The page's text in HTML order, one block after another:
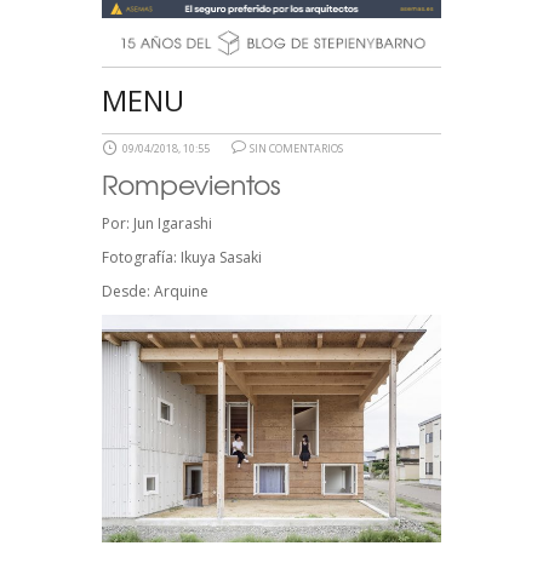
MENU
09/04/2018, 10:55 SIN COMENTARIOS
Rompevientos
Por: Jun Igarashi
Fotografía: Ikuya Sasaki
Desde: Arquine